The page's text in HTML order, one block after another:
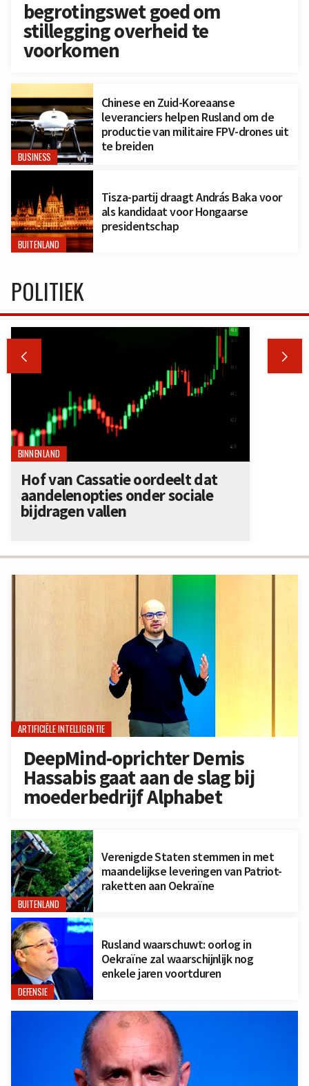
begrotingswet goed om
stillegging overheid te
voorkomen
BUSINESS
Chinese en Zuid-Koreaanse
leveranciers helpen Rusland om de
productie van militaire FPV-drones uit
te breiden
BUITENLAND
Tisza-partij draagt András Baka voor
als kandidaat voor Hongaarse
presidentschap
ARTIFICIËLE INTELLIGENTIE
DeepMind-oprichter Demis
Hassabis gaat aan de slag bij
moederbedrijf Alphabet
BUITENLAND
Verenigde Staten stemmen in met
maandelijkse leveringen van Patriot-
raketten aan Oekraïne
DEFENSIE
Rusland waarschuwt: oorlog in
Oekraïne zal waarschijnlijk nog
enkele jaren voortduren
POLITIEK
 
BINNENLAND
Hof van Cassatie oordeelt dat
aandelenopties onder sociale
bijdragen vallen